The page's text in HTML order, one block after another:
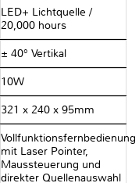
LED+ Lichtquelle /
20,000 hours
± 40° Vertikal
10W
321 x 240 x 95mm
Vollfunktionsfernbedienung
mit Laser Pointer,
Maussteuerung und
direkter Quellenauswahl